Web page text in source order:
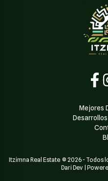
Mejores
Itzimna Real Estate© 2026- Todos
Dari Dev|